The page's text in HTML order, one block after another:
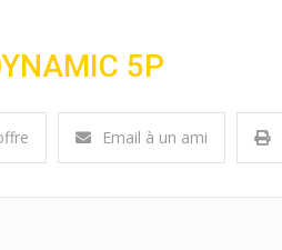
5P
Email à un ami